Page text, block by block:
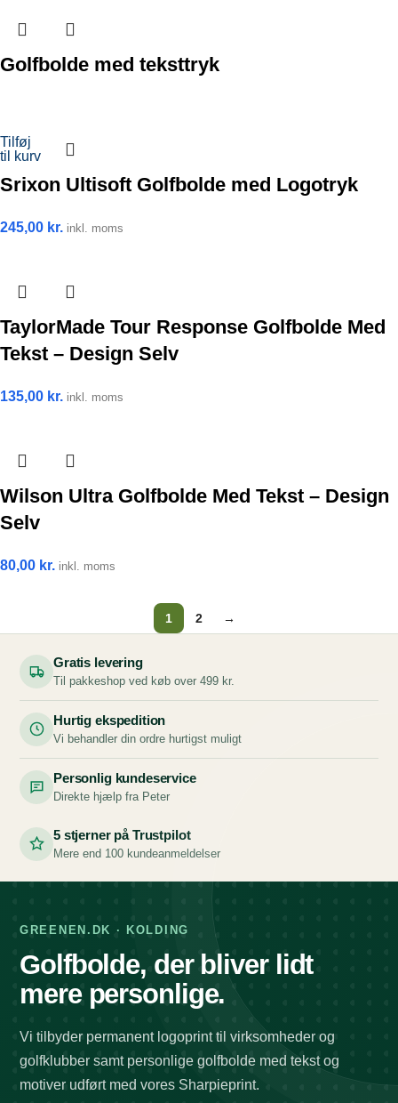
Golfbolde med teksttryk
Tilføj
til kurv
Srixon Ultisoft Golfbolde med Logotryk
245,00 kr. inkl. moms
TaylorMade Tour Response Golfbolde Med
Tekst – Design Selv
135,00 kr. inkl. moms
Wilson Ultra Golfbolde Med Tekst – Design
Selv
80,00 kr. inkl. moms
1 2 →
Gratis levering
Til pakkeshop ved køb over 499 kr.
Hurtig ekspedition
Vi behandler din ordre hurtigst muligt
Personlig kundeservice
Direkte hjælp fra Peter
5 stjerner på Trustpilot
Mere end 100 kundeanmeldelser
GREENEN.DK · KOLDING
Golfbolde, der bliver lidt
mere personlige.
Vi tilbyder permanent logoprint til virksomheder og
golfklubber samt personlige golfbolde med tekst og
motiver udført med vores Sharpieprint.